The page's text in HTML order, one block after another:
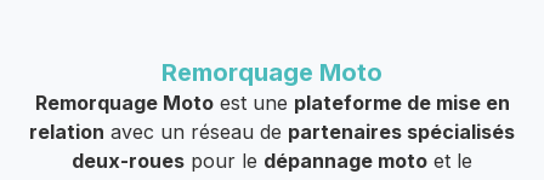
Remorquage Moto
Remorquage Motoest une plateforme de mise en
relation avec un réseau de partenaires spécialisés
deux-roues pour le dépannage moto et le